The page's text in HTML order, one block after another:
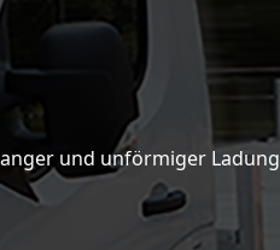
und unförmiger Ladung